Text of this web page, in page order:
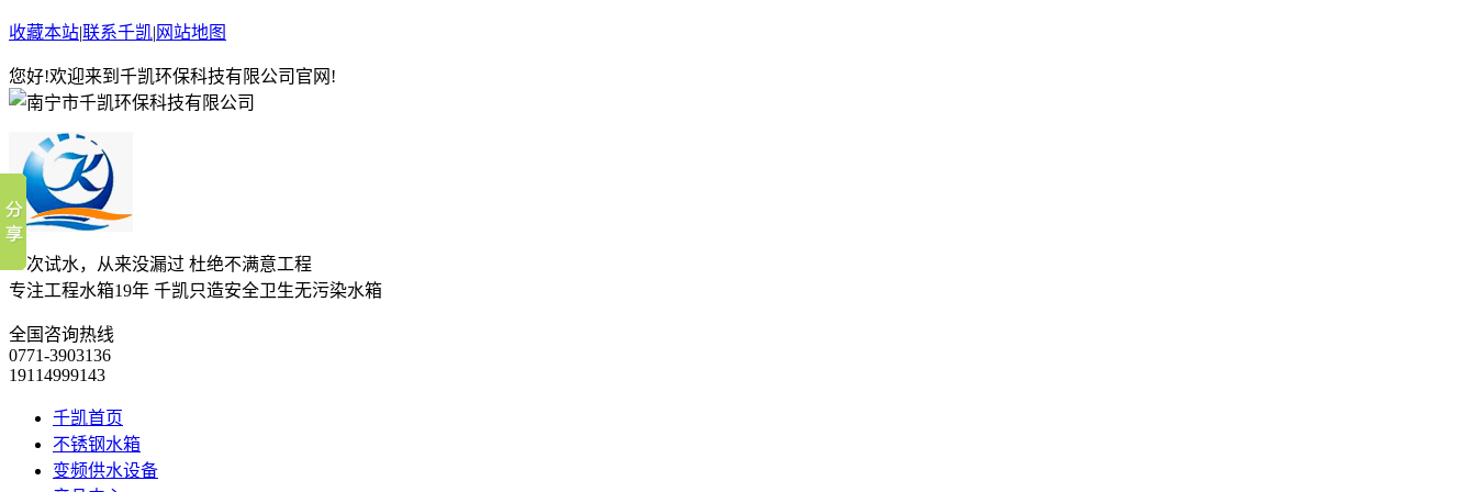
收藏本站|联系千凯| 网站地图
您好!欢迎来到千凯环保科技有限公司官网!
一次试水，从来没漏过 杜绝不满意工程
专注工程水箱19年 千凯只造安全卫生无污染水箱
全国咨询热线
0771-3903136
19114999143
千凯首页
不锈钢水箱
变频供水设备